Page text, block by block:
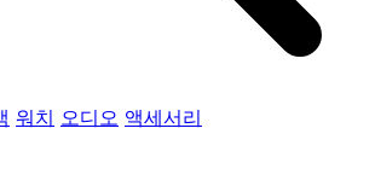
워치 오디오 액세서리